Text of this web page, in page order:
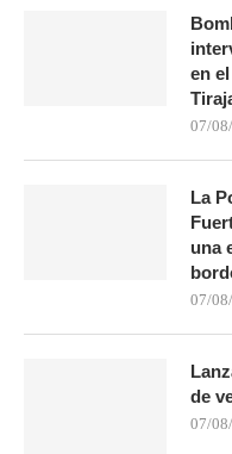
en
07/
La
una
07/
de
07/